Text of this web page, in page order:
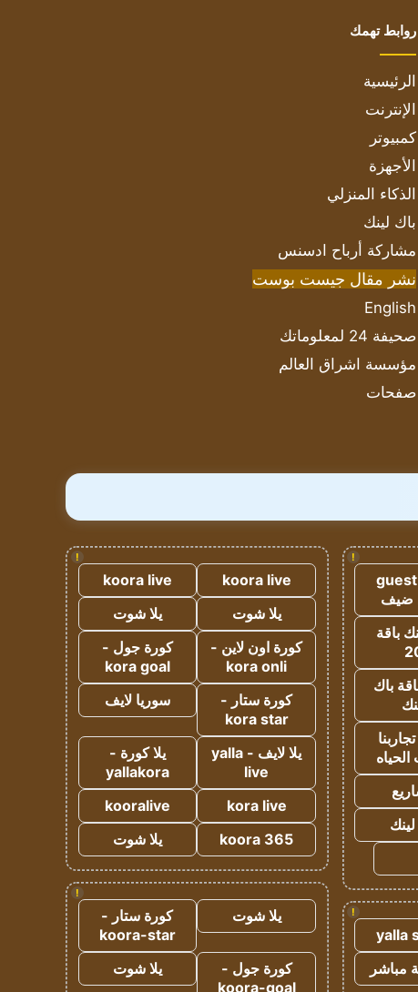
روابط تهمك
الرئيسية
الإنترنت
كمبيوتر
الأجهزة
الذكاء المنزلي
باك لينك
مشاركة أرباح ادسنس
نشر مقال جيست بوست
English
صحيفة 24 لمعلوماتك
مؤسسة اشراق العالم
صفحات
!
ضيف
باقة
باك
!
yalla
مباشر
!
koora live
koora live
يلا شوت
يلا شوت
كورة اون لاين -
kora onli
كورة جول -
kora goal
كورة ستار -
kora star
سوريا لايف
يلا لايف - yalla
live
يلا كورة -
yallakora
kora live
kooralive
koora 365
يلا شوت
!
يلا شوت
كورة ستار -
koora-star
كورة جول -
koora-goal
يلا شوت